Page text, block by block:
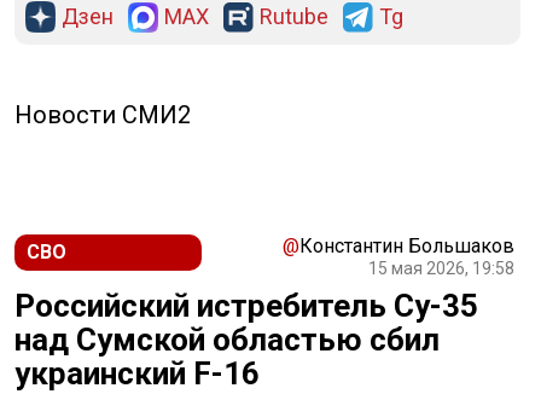
Дзен MAX Rutube Tg
Новости СМИ2
СВО @Константин Большаков
15 мая 2026, 19:58
Российский истребитель Су-35
над Сумской областью сбил
украинский F-16